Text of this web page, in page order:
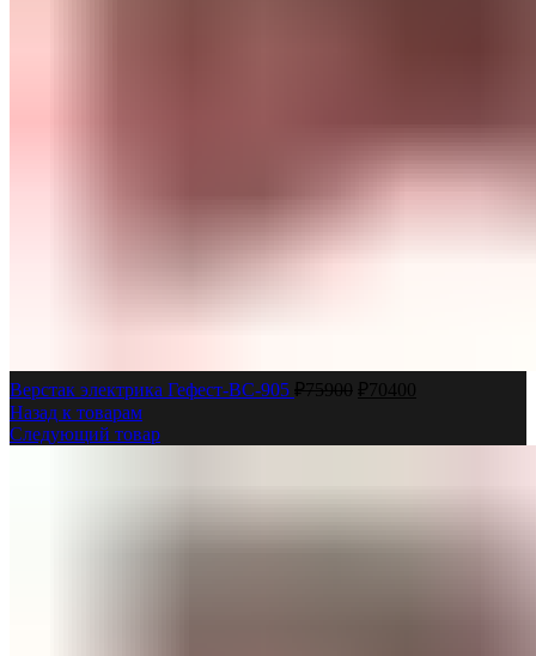
Верстак электрика Гефест-ВС-905 ₽75900 ₽70400
Назад к товарам
Следующий товар